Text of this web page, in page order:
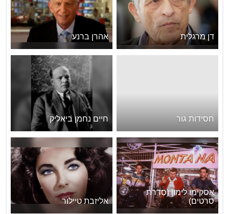
דן מרגלית אהרן ברנע
חסידות גור חיים נחמן ביאליק
אסקימו לימון (סדרת
סרטים)
אליזבת טיילור